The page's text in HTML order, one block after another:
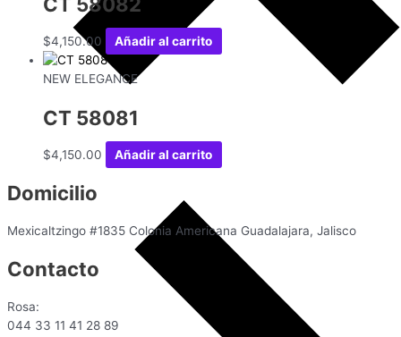
$4,150.00 Añadir al carrito
NEW ELEGANCE
CT 58081
$4,150.00 Añadir al carrito
Domicilio
Mexicaltzingo #1835 Colonia Americana Guadalajara, Jalisco
Contacto
Rosa:
044 33 11 41 28 89